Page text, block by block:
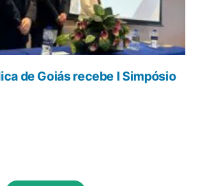
de Goiás recebe I Simpósio